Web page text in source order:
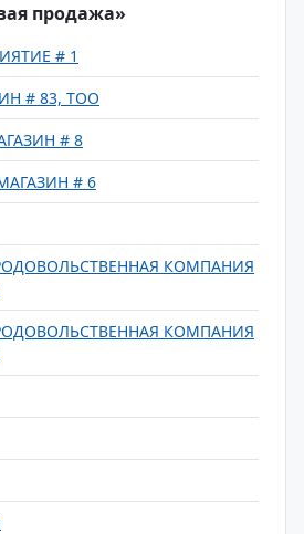
продажа»
# 1
# 83, ТОО
# 8
# 6
КОМПАНИЯ
КОМПАНИЯ